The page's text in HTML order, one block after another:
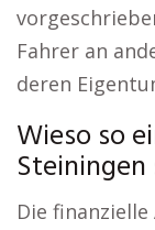
Fahrer an
deren
Wieso so
Die